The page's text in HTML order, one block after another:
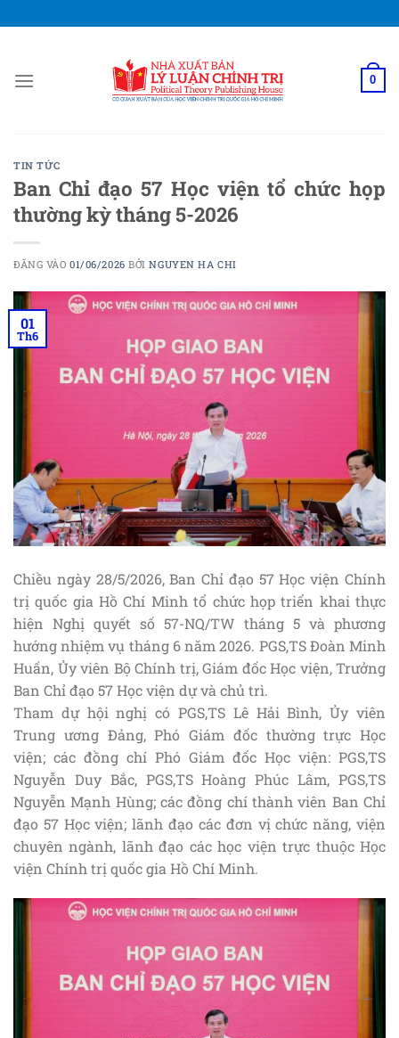
qua
dung
0
TIN TỨC
Ban Chỉ đạo 57 Học viện tổ chức họp
thường kỳ tháng 5-2026
ĐĂNG VÀO01/06/2026 BỞINGUYEN HA CHI
01
Th6
Chiều ngày 28/5/2026, Ban Chỉ đạo 57 Học viện Chính
trị quốc gia Hồ Chí Minh tổ chức họp triển khai thực
hiện Nghị quyết số 57-NQ/TW tháng 5 và phương
hướng nhiệm vụ tháng 6 năm 2026. PGS,TS Đoàn Minh
Huấn, Ủy viên Bộ Chính trị, Giám đốc Học viện, Trưởng
Ban Chỉ đạo 57 Học viện dự và chủ trì.
Tham dự hội nghị có PGS,TS Lê Hải Bình, Ủy viên
Trung ương Đảng, Phó Giám đốc thường trực Học
viện; các đồng chí Phó Giám đốc Học viện: PGS,TS
Nguyễn Duy Bắc, PGS,TS Hoàng Phúc Lâm, PGS,TS
Nguyễn Mạnh Hùng; các đồng chí thành viên Ban Chỉ
đạo 57 Học viện; lãnh đạo các đơn vị chức năng, viện
chuyên ngành, lãnh đạo các học viện trực thuộc Học
viện Chính trị quốc gia Hồ Chí Minh.